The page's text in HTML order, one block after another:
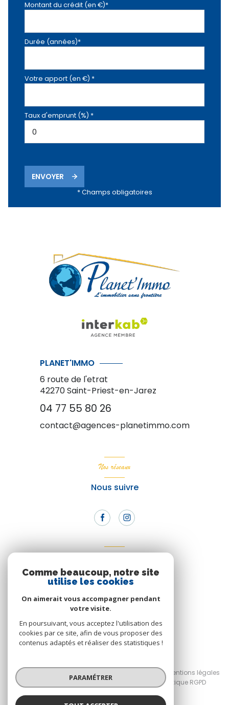
Montant du crédit (en €)*
Durée (années)*
Votre apport (en €) *
Taux d'emprunt (%) *
ENVOYER
* Champs obligatoires
PLANET'IMMO
6 route de l'etrat
42270Saint-Priest-en-Jarez
04 77 55 80 26
contact@agences-planetimmo.com
Nos réseaux
Nous suivre
Nous adhérons
Mentions légales
RGPD Planet'Immo
Politique RGPD
Comme beaucoup, notre site
utilise les cookies
On aimerait vous accompagner pendant
votre visite.
En poursuivant, vous acceptez l'utilisation des
cookies par ce site, afin de vous proposer des
contenus adaptés et réaliser des statistiques !
PARAMÉTRER